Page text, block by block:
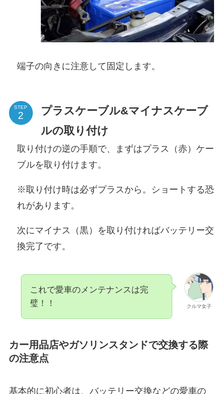
端子の向きに注意して固定します。
STEP
プラスケーブル&マイナスケーブ
ルの取り付け
取り付けの逆の手順で、まずはプラス（赤）ケー
ブルを取り付けます。
※取り付け時は必ずプラスから。ショートする恐
れがあります。
次にマイナス（黒）を取り付ければバッテリー交
換完了です。
クルマ女子
これで愛車のメンテナンスは完
璧！！
カー用品店やガソリンスタンドで交換する際
の注意点
基本的に初心者は、バッテリー交換などの愛車の